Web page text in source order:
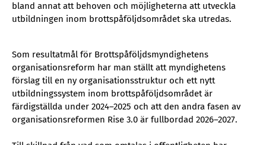
bland annat att behoven och möjligheterna att utveckla
utbildningen inom brottspåföljdsområdet ska utredas.
Som resultatmål för Brottspåföljdsmyndighetens
organisationsreform har man ställt att myndighetens
förslag till en ny organisationsstruktur och ett nytt
utbildningssystem inom brottspåföljdsområdet är
färdigställda under 2024–2025 och att den andra fasen av
organisationsreformen Rise 3.0 är fullbordad 2026–2027.